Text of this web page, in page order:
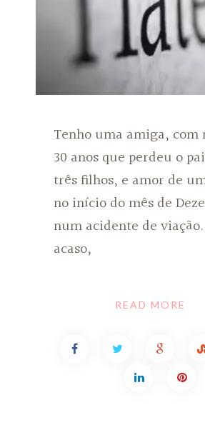
Tenho uma amiga, com
30 anos que perdeu o
três filhos, e amor de
no início do mês de
num acidente de
acaso,
READ MORE